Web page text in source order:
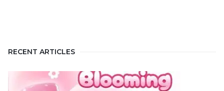
RECENT ARTICLES